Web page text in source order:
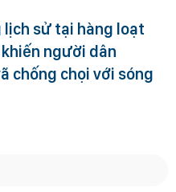
lịch sử tại hàng loạt
người dân
chống chọi với sóng